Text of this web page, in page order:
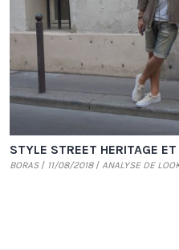
STYLE STREET HERITAGE
BORAS 11/08/2018 ANALYSE DE